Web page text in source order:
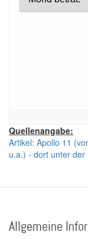
Quellenangabe:
Artikel: Apollo 11
u.a.) - dort unter der
Allgemeine